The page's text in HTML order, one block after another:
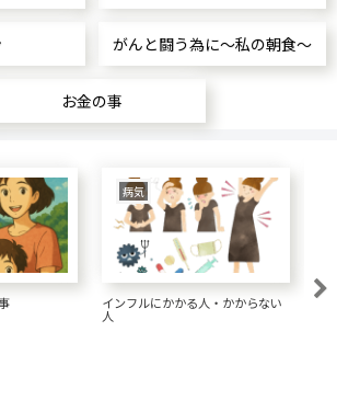
がんと闘う為に～私の朝食～
お金の事
かかる人・かからない
食生活
大腸がん 1.5リットルの水が大事